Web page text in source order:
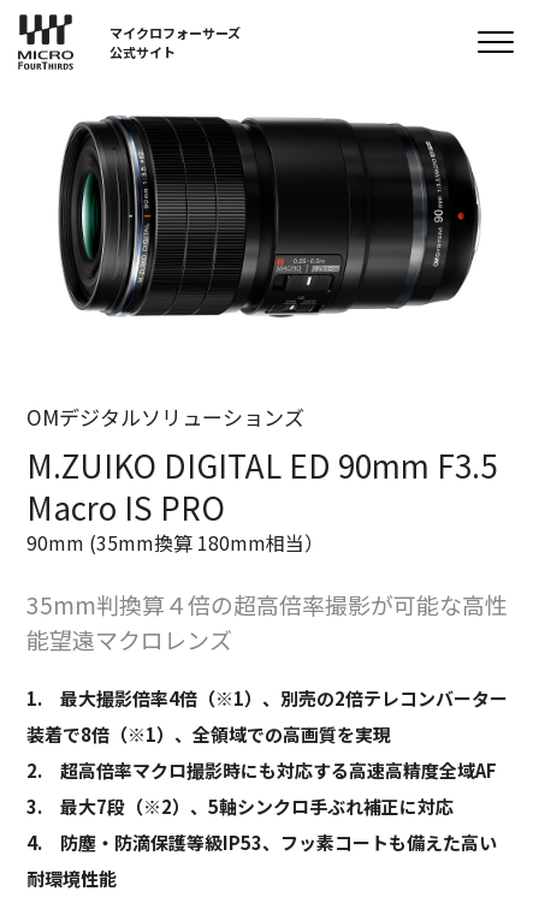
マイクロフォーサーズ
公式サイト
OMデジタルソリューションズ
M.ZUIKO DIGITAL ED 90mm F3.5
Macro IS PRO
90mm (35mm換算 180mm相当）
35mm判換算４倍の超高倍率撮影が可能な高性
能望遠マクロレンズ
1. 最大撮影倍率4倍（※1）、別売の2倍テレコンバーター
装着で8倍（※1）、全領域での高画質を実現
2. 超高倍率マクロ撮影時にも対応する高速高精度全域AF
3. 最大7段（※2）、5軸シンクロ手ぶれ補正に対応
4. 防塵・防滴保護等級IP53、フッ素コートも備えた高い
耐環境性能